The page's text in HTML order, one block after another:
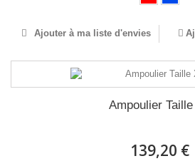
Ajouter à ma liste d'envies
Ampoulier
139,20 €